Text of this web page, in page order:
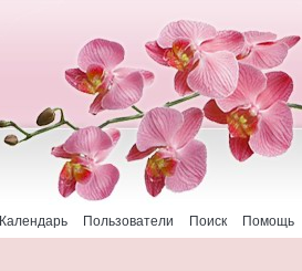
Помощь
Поиск
Пользователи
Календарь